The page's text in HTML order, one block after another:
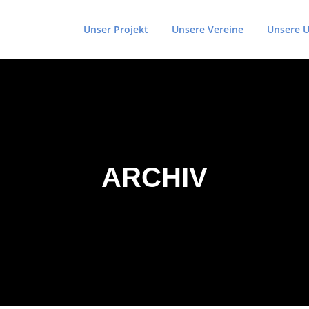
Unser Projekt Unsere Vereine Unsere
ARCHIV